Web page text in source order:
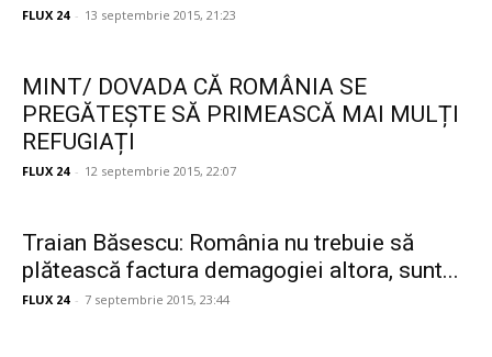
FLUX 24 - 13 septembrie 2015, 21:23
MINT/ DOVADA CĂ ROMÂNIA SE
PREGĂTEȘTE SĂ PRIMEASCĂ MAI MULȚI
REFUGIAȚI
FLUX 24 - 12 septembrie 2015, 22:07
Traian Băsescu: România nu trebuie să
plătească factura demagogiei altora, sunt...
FLUX 24 - 7 septembrie 2015, 23:44